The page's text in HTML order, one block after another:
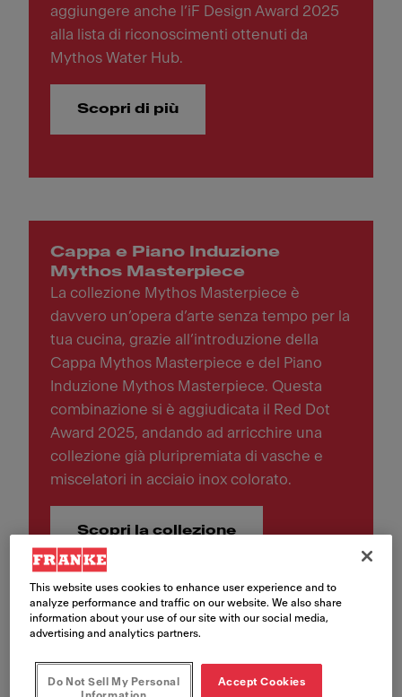
aggiungere anche l’iF Design Award 2025
alla lista di riconoscimenti ottenuti da
Mythos Water Hub.
Scopri di più
Cappa e Piano Induzione
Mythos Masterpiece
La collezione Mythos Masterpiece è
davvero un’opera d’arte senza tempo per la
tua cucina, grazie all’introduzione della
Cappa Mythos Masterpiece e del Piano
Induzione Mythos Masterpiece. Questa
combinazione si è aggiudicata il Red Dot
Award 2025, andando ad arricchire una
collezione già pluripremiata di vasche e
miscelatori in acciaio inox colorato.
Scopri la collezione
Premi 2024
Mythos Water Hub
This website uses cookies to enhance user experience and to
analyze performance and traffic on our website. We also share
information about your use of our site with our social media,
advertising and analytics partners.
Do Not Sell My Personal
Accept Cookies